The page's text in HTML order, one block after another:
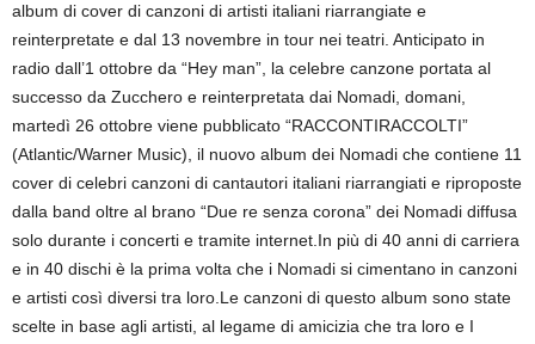
album di cover di canzoni di artisti italiani riarrangiate e
reinterpretate e dal 13 novembre in tour nei teatri. Anticipato in
radio dall’1 ottobre da “Hey man”, la celebre canzone portata al
successo da Zucchero e reinterpretata dai Nomadi, domani,
martedì 26 ottobre viene pubblicato “RACCONTIRACCOLTI”
(Atlantic/Warner Music), il nuovo album dei Nomadi che contiene 11
cover di celebri canzoni di cantautori italiani riarrangiati e riproposte
dalla band oltre al brano “Due re senza corona” dei Nomadi diffusa
solo durante i concerti e tramite internet.In più di 40 anni di carriera
e in 40 dischi è la prima volta che i Nomadi si cimentano in canzoni
e artisti così diversi tra loro.Le canzoni di questo album sono state
scelte in base agli artisti, al legame di amicizia che tra loro e I